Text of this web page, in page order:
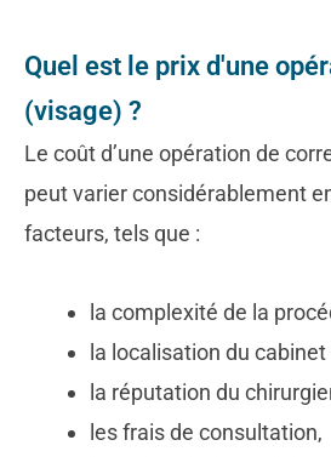
Quel est le prix d'une
(visage) ?
Le coût d’une opération de
peut varier considérablement
facteurs, tels que :
la complexité de la
la localisation du
la réputation du
les frais de consultation,